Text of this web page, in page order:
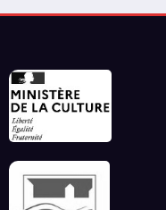
Invitation à
ce début d’été